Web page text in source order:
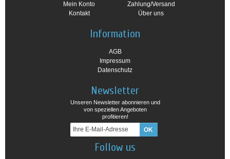
Mein Konto
Kontakt
Zahlung/Versand
Über uns
Information
AGB
Impressum
Datenschutz
Newsletter
Unseren Newsletter abonnieren und
von speziellen Angeboten
profitieren!
Follow us